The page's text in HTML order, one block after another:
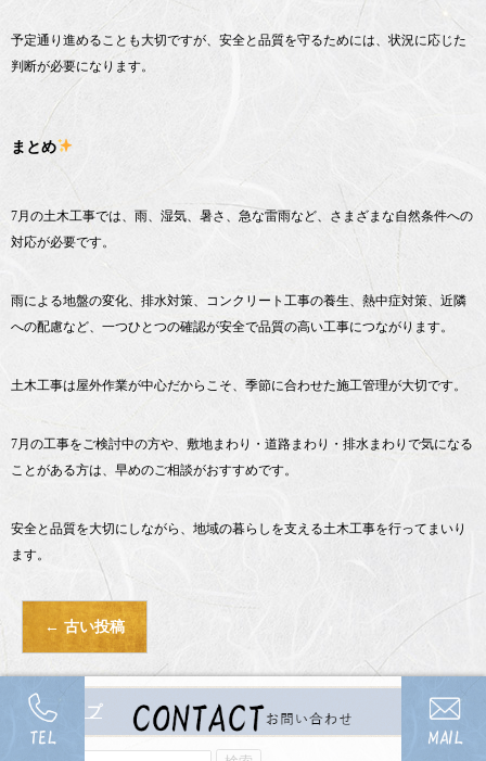
予定通り進めることも大切ですが、安全と品質を守るためには、状況に応じた
判断が必要になります。
まとめ
7月の土木工事では、雨、湿気、暑さ、急な雷雨など、さまざまな自然条件への
対応が必要です。
雨による地盤の変化、排水対策、コンクリート工事の養生、熱中症対策、近隣
への配慮など、一つひとつの確認が安全で品質の高い工事につながります。
土木工事は屋外作業が中心だからこそ、季節に合わせた施工管理が大切です。
7月の工事をご検討中の方や、敷地まわり・道路まわり・排水まわりで気になる
ことがある方は、早めのご相談がおすすめです。
安全と品質を大切にしながら、地域の暮らしを支える土木工事を行ってまいり
ます。
← 古い投稿
ブログトップ